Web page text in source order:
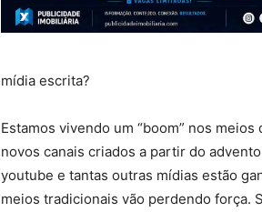
mídia escrita?
Estamos vivendo um “boom” nos
novos canais criados a partir do
youtube e tantas outras mídias estão
meios tradicionais vão perdendo força.